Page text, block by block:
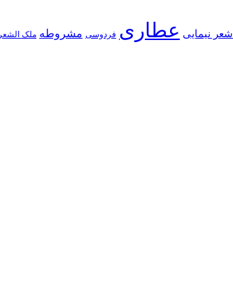
شعر نیمایی عطاری فردوسی مشروطه ملک الشعرا